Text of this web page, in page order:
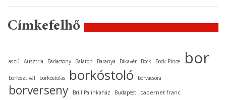
Címkefelhő
aszú Ausztria Badacsony Balaton Baranya Bikavér Bock Bock Pince bor
borfesztivál borkóstolás borkóstoló borvacsora
borverseny Brill Pálinkaház Budapest cabernet franc